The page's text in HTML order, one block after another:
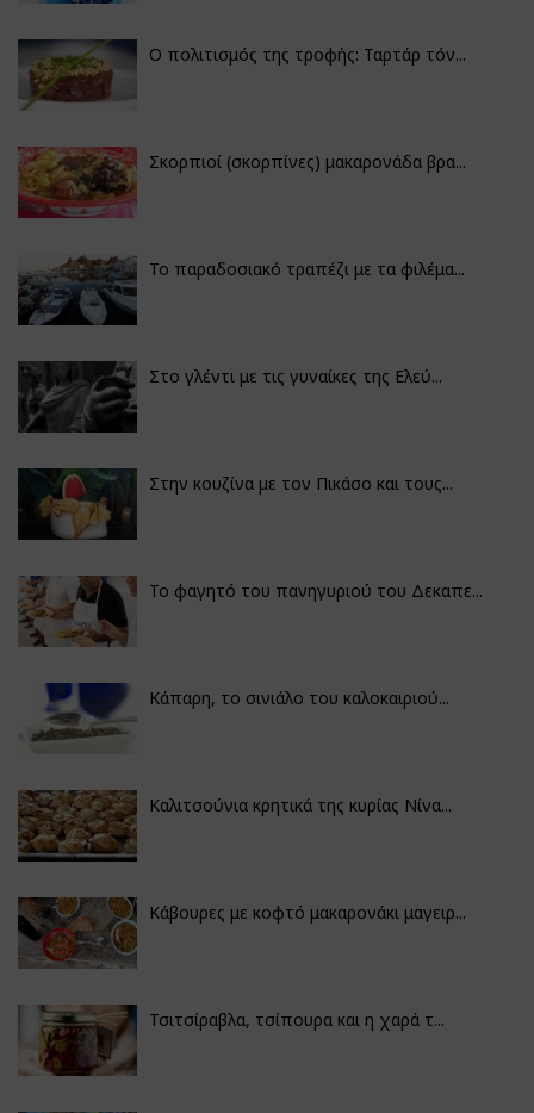
Ο πολιτισμός της τροφής: Ταρτάρ τόν...
Σκορπιοί (σκορπίνες) μακαρονάδα βρα...
Το παραδοσιακό τραπέζι με τα φιλέμα...
Στο γλέντι με τις γυναίκες της Ελεύ...
Στην κουζίνα με τον Πικάσο και τους...
Το φαγητό του πανηγυριού του Δεκαπε...
Κάπαρη, το σινιάλο του καλοκαιριού...
Καλιτσούνια κρητικά της κυρίας Νίνα...
Κάβουρες με κοφτό μακαρονάκι μαγειρ...
Τσιτσίραβλα, τσίπουρα και η χαρά τ...